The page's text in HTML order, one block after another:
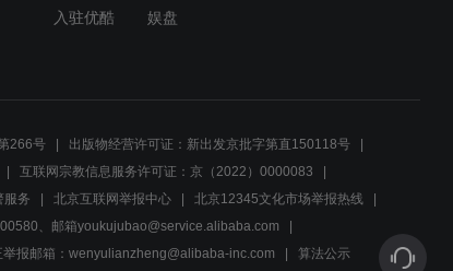
撞飞身受重伤
02:10
情侣正要订婚时，女方父亲
突然出现叫停，原来是因为
入驻优酷 娱盘
266号
出版物经营许可证：新出发京批字第直150118号
互联网宗教信息服务许可证：京（2022）0000083
服务 北京互联网举报中心
北京12345文化市场举报热线
、邮箱youkujubao@service.alibaba.com
举报邮箱：wenyulianzheng@alibaba-inc.com 算法公示